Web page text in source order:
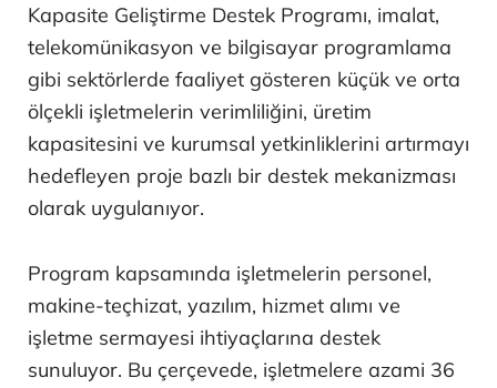
Kapasite Geliştirme Destek Programı, imalat,
telekomünikasyon ve bilgisayar programlama
gibi sektörlerde faaliyet gösteren küçük ve orta
ölçekli işletmelerin verimliliğini, üretim
kapasitesini ve kurumsal yetkinliklerini artırmayı
hedefleyen proje bazlı bir destek mekanizması
olarak uygulanıyor.
Program kapsamında işletmelerin personel,
makine-teçhizat, yazılım, hizmet alımı ve
işletme sermayesi ihtiyaçlarına destek
sunuluyor. Bu çerçevede, işletmelere azami 36